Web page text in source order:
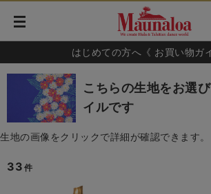
はじめての方へ《 お買い物ガ
こちらの生地をお選
イルです
生地の画像をクリックで詳細が確認できます。
33 件